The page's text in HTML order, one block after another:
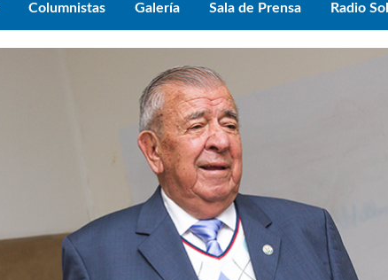
Columnistas Galería Sala de Prensa Radio Sol